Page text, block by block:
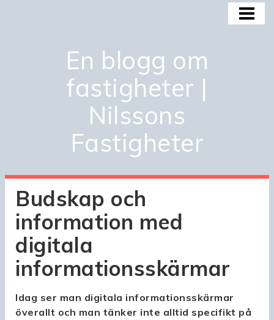
KÖPA OCH INVESTERA
En blogg om
fastigheter |
Nilssons
Fastigheter
Budskap och
information med
digitala
informationsskärmar
Idag ser man digitala informationsskärmar
överallt och man tänker inte alltid specifikt på